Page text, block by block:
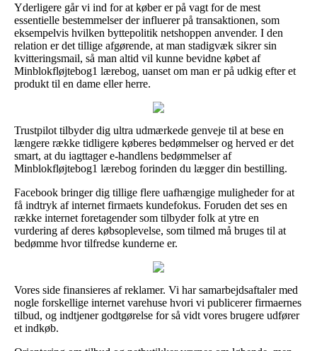
Yderligere går vi ind for at køber er på vagt for de mest
essentielle bestemmelser der influerer på transaktionen, som
eksempelvis hvilken byttepolitik netshoppen anvender. I den
relation er det tillige afgørende, at man stadigvæk sikrer sin
kvitteringsmail, så man altid vil kunne bevidne købet af
Minblokfløjtebog1 lærebog, uanset om man er på udkig efter et
produkt til en dame eller herre.
Trustpilot tilbyder dig ultra udmærkede genveje til at bese en
længere række tidligere køberes bedømmelser og herved er det
smart, at du iagttager e-handlens bedømmelser af
Minblokfløjtebog1 lærebog forinden du lægger din bestilling.
Facebook bringer dig tillige flere uafhængige muligheder for at
få indtryk af internet firmaets kundefokus. Foruden det ses en
række internet foretagender som tilbyder folk at ytre en
vurdering af deres købsoplevelse, som tilmed må bruges til at
bedømme hvor tilfredse kunderne er.
Vores side finansieres af reklamer. Vi har samarbejdsaftaler med
nogle forskellige internet varehuse hvori vi publicerer firmaernes
tilbud, og indtjener godtgørelse for så vidt vores brugere udfører
et indkøb.